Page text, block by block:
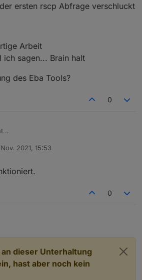
ersten rscp Abfrage verschluckt
Arbeit
ich sagen... Brain halt
des Eba Tools?
0
Arbeit
2021, 15:53
0
dieser Unterhaltung
hast aber noch kein